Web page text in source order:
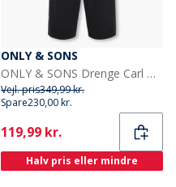
ONLY & SONS
ONLY & SONS Drenge Carl Ballon Fit Jeans Washed Black
Vejl. pris349,99 kr.
Spare230,00 kr.
Current
119,99 kr.
Halv pris eller mindre